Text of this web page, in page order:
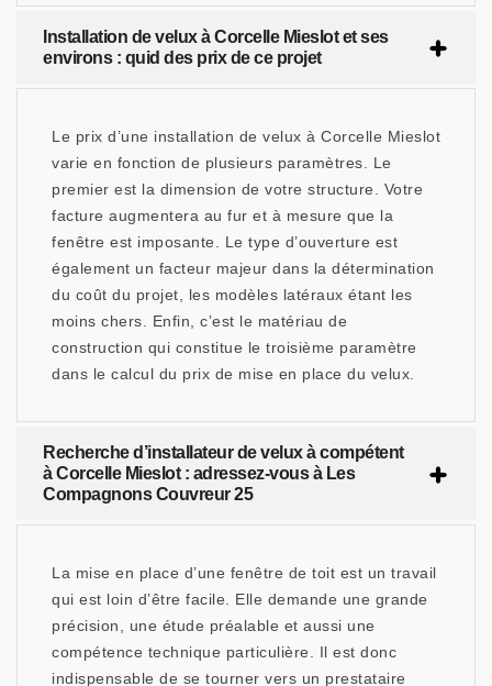
Installation de velux à Corcelle Mieslot et ses
environs : quid des prix de ce projet
Le prix d’une installation de velux à Corcelle Mieslot
varie en fonction de plusieurs paramètres. Le
premier est la dimension de votre structure. Votre
facture augmentera au fur et à mesure que la
fenêtre est imposante. Le type d’ouverture est
également un facteur majeur dans la détermination
du coût du projet, les modèles latéraux étant les
moins chers. Enfin, c’est le matériau de
construction qui constitue le troisième paramètre
dans le calcul du prix de mise en place du velux.
Recherche d’installateur de velux à compétent
à Corcelle Mieslot : adressez-vous à Les
Compagnons Couvreur 25
La mise en place d’une fenêtre de toit est un travail
qui est loin d’être facile. Elle demande une grande
précision, une étude préalable et aussi une
compétence technique particulière. Il est donc
indispensable de se tourner vers un prestataire